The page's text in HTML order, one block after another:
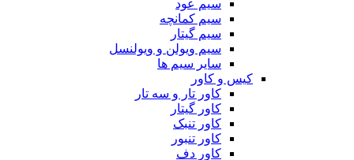
سیم عود
سیم کمانچه
سیم گیتار
سیم ویولن و ویولنسل
سایر سیم ها
کیس و کاور
کاور تار و سه تار
کاور گیتار
کاور تنبک
کاور تنبور
کاور دف